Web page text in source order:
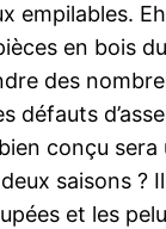
empilables.
en bois
des
défauts
conçu sera
saisons ?
et les